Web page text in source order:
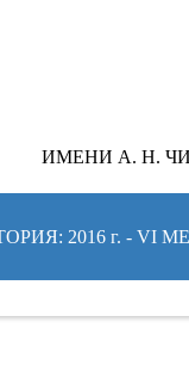
ИМЕНИ А. Н.
2016 г. -